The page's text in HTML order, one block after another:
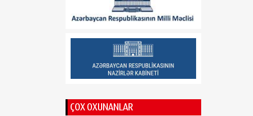
F.N.İsmayılovun
Azərbaycan
yanında daimi
nümayəndəsi təyin
edilməsi haqqında
07 Avqust
Azərbaycan
Respublikasının UNESCO
07 Avqust
ÇOX OXUNANLAR